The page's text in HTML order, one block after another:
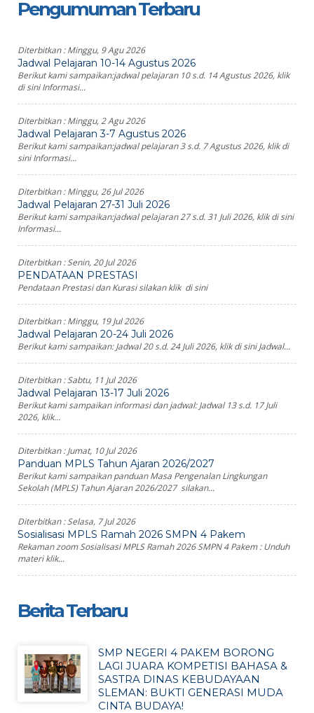
Pengumuman Terbaru
Diterbitkan :Minggu, 9 Agu 2026
Jadwal Pelajaran 10-14 Agustus 2026
Berikut kami sampaikan:jadwal pelajaran 10 s.d. 14 Agustus 2026, klik
di sini Informasi...
Diterbitkan :Minggu, 2 Agu 2026
Jadwal Pelajaran 3-7 Agustus 2026
Berikut kami sampaikan:jadwal pelajaran 3 s.d. 7 Agustus 2026, klik di
sini Informasi...
Diterbitkan :Minggu, 26 Jul 2026
Jadwal Pelajaran 27-31 Juli 2026
Berikut kami sampaikan:jadwal pelajaran 27 s.d. 31 Juli 2026, klik di sini
Informasi...
Diterbitkan :Senin, 20 Jul 2026
PENDATAAN PRESTASI
Pendataan Prestasi dan Kurasi silakan klik di sini
Diterbitkan :Minggu, 19 Jul 2026
Jadwal Pelajaran 20-24 Juli 2026
Berikut kami sampaikan: Jadwal 20 s.d. 24 Juli 2026, klik di sini Jadwal...
Diterbitkan :Sabtu, 11 Jul 2026
Jadwal Pelajaran 13-17 Juli 2026
Berikut kami sampaikan informasi dan jadwal: Jadwal 13 s.d. 17 Juli
2026, klik...
Diterbitkan :Jumat, 10 Jul 2026
Panduan MPLS Tahun Ajaran 2026/2027
Berikut kami sampaikan panduan Masa Pengenalan Lingkungan
Sekolah (MPLS) Tahun Ajaran 2026/2027 silakan...
Diterbitkan :Selasa, 7 Jul 2026
Sosialisasi MPLS Ramah 2026 SMPN 4 Pakem
Rekaman zoom Sosialisasi MPLS Ramah 2026 SMPN 4 Pakem : Unduh
materi klik...
Berita Terbaru
SMP NEGERI 4 PAKEM BORONG
LAGI JUARA KOMPETISI BAHASA &
SASTRA DINAS KEBUDAYAAN
SLEMAN: BUKTI GENERASI MUDA
CINTA BUDAYA!